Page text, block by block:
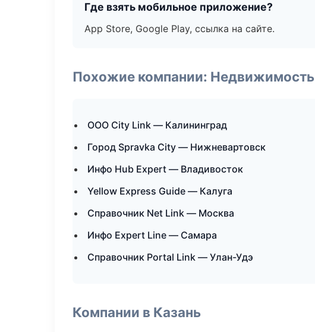
Где взять мобильное приложение?
App Store, Google Play, ссылка на сайте.
Похожие компании: Недвижимость
ООО City Link — Калининград
Город Spravka City — Нижневартовск
Инфо Hub Expert — Владивосток
Yellow Express Guide — Калуга
Справочник Net Link — Москва
Инфо Expert Line — Самара
Справочник Portal Link — Улан-Удэ
Компании в Казань